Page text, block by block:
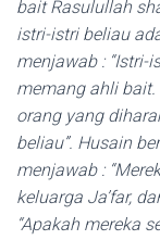
bait Rasulullah
istri-istri beliau
menjawab : “Istri-
memang ahli
orang yang
beliau”. Husain
menjawab :
keluarga Ja’far,
“Apakah mereka